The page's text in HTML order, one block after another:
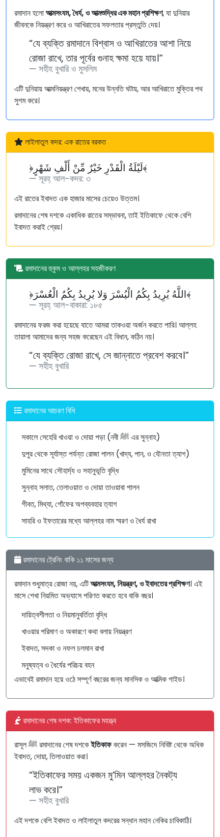
রমাদান হলোআত্মসংযম, ধৈর্য, ও আত্মশুদ্ধির এক মহান প্রশিক্ষণ, যা দুনিয়ার
জীবনকে নিয়ন্ত্রণ করে ও আখিরাতের সফলতার প্রস্তুতি দেয়।
“যে ব্যক্তি রমাদানে বিশ্বাস ও আখিরাতের আশা নিয়ে
রোজা রাখে, তার পূর্বের গুনাহ ক্ষমা হয়ে যায়।”
সহীহ বুখারি ও মুসলিম
এটি দুনিয়ায় আত্মনিয়ন্ত্রণ শেখায়, মনের উন্নতি ঘটায়, আর আখিরাতে মুক্তির পথ
সুগম করে।
লাইলাতুল কদর: এক রাতের বরকত
﴿لَيْلَةُ الْقَدْرِ خَيْرٌ مِّنْ أَلْفِ شَهْرٍ﴾
সূরহ্ আল-কদর: ৩
এই রাতের ইবাদত এক হাজার মাসের চেয়েও উত্তম।
রমাদানের শেষ দশকে একাধিক রাতের সম্ভাবনা, তাই ইতিকাফে থেকে বেশি
ইবাদত করাই শ্রেয়।
রমাদানের হুকুম ও আল্লহর সহজীকরণ
﴿اللَّهُ يُرِيدُ بِكُمُ الْيُسْرَ وَلا يُرِيدُ بِكُمُ الْعُسْرَ﴾
সূরহ্ আল-বাকারা: ১৮৫
রমাদানের ফরজ করা হয়েছে যাতে আমরা তাকওয়া অর্জন করতে পারি। আল্লহ
তায়ালা আমাদের জন্য সহজ করেছেন এই বিধান, কঠিন নয়।
“যে ব্যক্তি রোজা রাখে, সে জান্নাতে প্রবেশ করবে।”
সহীহ বুখারি
রমাদানের আচরণ বিধি
সকালে সেহেরি খাওয়া ও দোয়া পড়া (নবী ﷺ এর সুন্নাহ)
দুপুর থেকে সূর্যাস্ত পর্যন্ত রোজা পালন (খাদ্য, পান, ও যৌনতা ত্যাগ)
মুমিনের সাথে সৌহার্দ্য ও সহানুভূতি বৃদ্ধি
সুন্নাহ সলাত, তেলাওয়াত ও দোয়া তাওয়াবা পালন
গীবত, মিথ্যা, গোঁফের অপব্যবহার ত্যাগ
সাহরি ও ইফতারের মধ্যে আল্লহর নাম স্মরণ ও ধৈর্য রাখা
রমাদানের ট্রেনিং বাকি ১১ মাসের জন্য
রমাদান শুধুমাত্র রোজা নয়, এটিআত্মসংযম, নিয়ন্ত্রণ, ও ইবাদতের প্রশিক্ষণ। এই
মাসে শেখা নিয়মিত অভ্যাসে পরিণত করতে হবে বাকি বছর।
দায়িত্বশীলতা ও নিয়মানুবর্তিতা বৃদ্ধি
খাওয়ার পরিমাণ ও অকারণে কথা বলায় নিয়ন্ত্রণ
ইবাদত, সদকা ও নফল চলমান রাখা
মনুষ্যত্ব ও ধৈর্যের পরিচয় বহন
এভাবেই রমাদান হয়ে ওঠে সম্পূর্ণ বছরের জন্য মানসিক ও আত্মিক গাইড।
রমাদানের শেষ দশক: ইতিকাফের মহত্ত্ব
রাসূল ﷺ রমাদানের শেষ দশকেইতিকাফকরেন — মসজিদে নিবিষ্ট থেকে অধিক
ইবাদত, দোয়া, তিলাওয়াত করা।
“ইতিকাফের সময় একজন মু’মিন আল্লহর নৈকট্য
লাভ করে।”
সহীহ বুখারি
এই দশকে বেশি ইবাদত ও লাইলাতুল কদরের সন্ধান মহান নেকির চাবিকাঠি।